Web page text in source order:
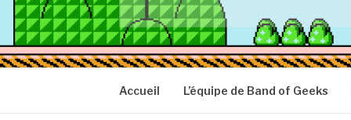
BAND OF
Actu Geek d'hier et d'aujourd'hui
Accueil L’équipe de Band of Geeks